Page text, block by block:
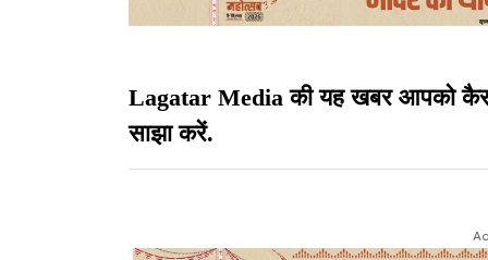
Lagatar Media की यह खबर आपको
साझा करें.